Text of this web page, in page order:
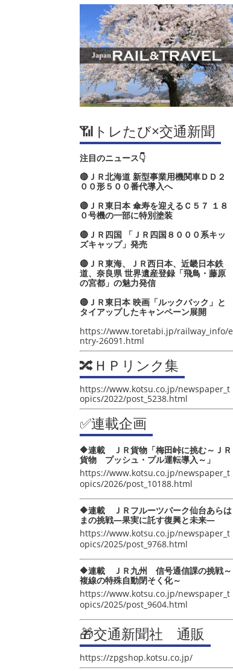
📶トレたび×交通新聞
注目のニュース👇
🔴ＪＲ北海道 新型事業用機関車ＤＤ２
００形５００番代導入へ
🔴ＪＲ東日本 傘寿を迎えるＣ５７ １８
０号機の一部に特別塗装
🔴ＪＲ四国 「ＪＲ四国８０００系キッ
ズキャップ」発売
🔴ＪＲ東海、ＪＲ西日本、近畿日本鉄
道、奈良県 世界遺産登録「飛鳥・藤原
の宮都」の魅力発信
🔴ＪＲ東日本 映画「ルックバック」と
タイアップしたキャンペーン展開
https://www.toretabi.jp/railway_info/e
ntry-26091.html
🔀ＨＰリンク集
https://www.kotsu.co.jp/newspaper_t
opics/2022/post_5238.html
✅連載企画
🔶連載 ＪＲ貨物「梅田峠に挑む～ＪＲ
貨物 プッシュ・プル運転導入～」
https://www.kotsu.co.jp/newspaper_t
opics/2026/post_10188.html
🔶連載 ＪＲフルーツパーク仙台あらは
まの挑戦―果実に託す復興と未来―
https://www.kotsu.co.jp/newspaper_t
opics/2025/post_9768.html
🔶連載 ＪＲ九州 信号通信課の挑戦～
複線の特殊自動閉そく化～
https://www.kotsu.co.jp/newspaper_t
opics/2025/post_9604.html
🎁交通新聞社 通販
https://zpgshop.kotsu.co.jp/